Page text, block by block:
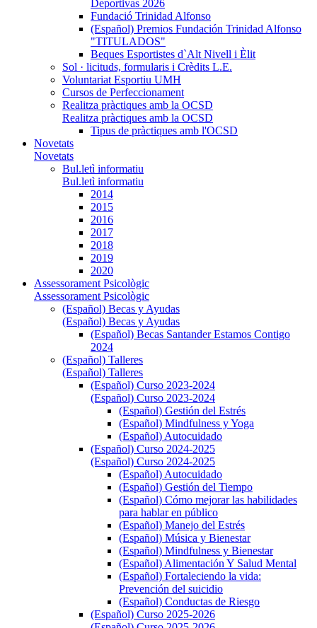
Deportivas 2026
Fundació Trinidad Alfonso
(Español) Premios Fundación Trinidad Alfonso
"TITULADOS"
Beques Esportistes d`Alt Nivell i Èlit
Sol · licituds, formularis i Crèdits L.E.
Voluntariat Esportiu UMH
Cursos de Perfeccionament
Realitza pràctiques amb la OCSD
Realitza pràctiques amb la OCSD
Tipus de pràctiques amb l'OCSD
Novetats
Novetats
Bul.letì informatiu
Bul.letì informatiu
2014
2015
2016
2017
2018
2019
2020
Assessorament Psicològic
Assessorament Psicològic
(Español) Becas y Ayudas
(Español) Becas y Ayudas
(Español) Becas Santander Estamos Contigo
2024
(Español) Talleres
(Español) Talleres
(Español) Curso 2023-2024
(Español) Curso 2023-2024
(Español) Gestión del Estrés
(Español) Mindfulness y Yoga
(Español) Autocuidado
(Español) Curso 2024-2025
(Español) Curso 2024-2025
(Español) Autocuidado
(Español) Gestión del Tiempo
(Español) Cómo mejorar las habilidades
para hablar en público
(Español) Manejo del Estrés
(Español) Música y Bienestar
(Español) Mindfulness y Bienestar
(Español) Alimentación Y Salud Mental
(Español) Fortaleciendo la vida:
Prevención del suicidio
(Español) Conductas de Riesgo
(Español) Curso 2025-2026